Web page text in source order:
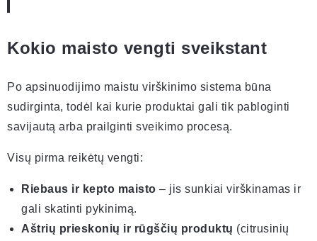
Kokio maisto vengti sveikstant
Po apsinuodijimo maistu virškinimo sistema būna
sudirginta, todėl kai kurie produktai gali tik pabloginti
savijautą arba prailginti sveikimo procesą.
Visų pirma reikėtų vengti:
Riebaus ir kepto maisto – jis sunkiai virškinamas ir
gali skatinti pykinimą.
Aštrių prieskonių ir rūgščių produktų (citrusinių